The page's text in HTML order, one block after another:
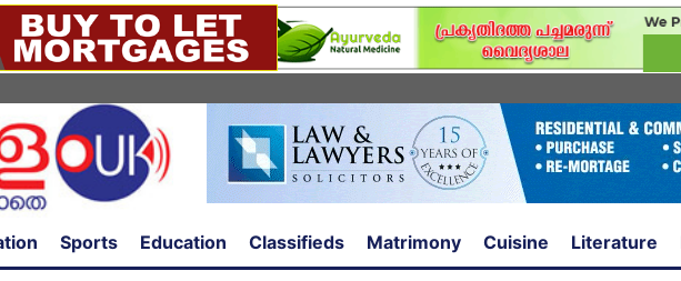
Sports Education Classifieds Matrimony Cuisine Literature